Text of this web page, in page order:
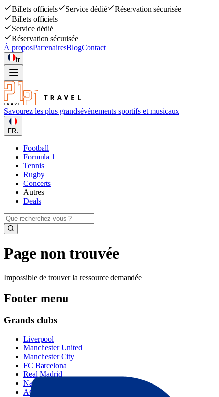
Billets officiels Service dédié
Réservation sécurisée
Billets officiels
Service dédié
Réservation sécurisée
À proposPartenairesBlogContact
fr
Savourez les plus grandsévénements sportifs et musicaux
FR
Football
Formula 1
Tennis
Rugby
Concerts
Autres
Deals
Page non trouvée
Impossible de trouver la ressource demandée
Footer menu
Grands clubs
Liverpool
Manchester United
Manchester City
FC Barcelona
Real Madrid
Napoli
AC Milan